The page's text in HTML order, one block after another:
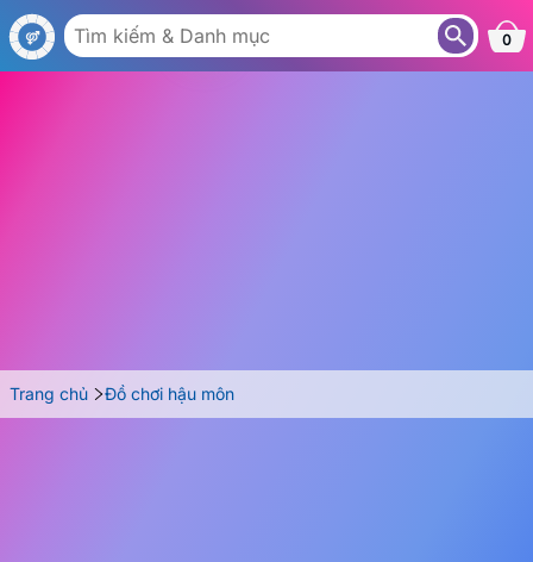
0
Trang chủ Đồ chơi hậu môn